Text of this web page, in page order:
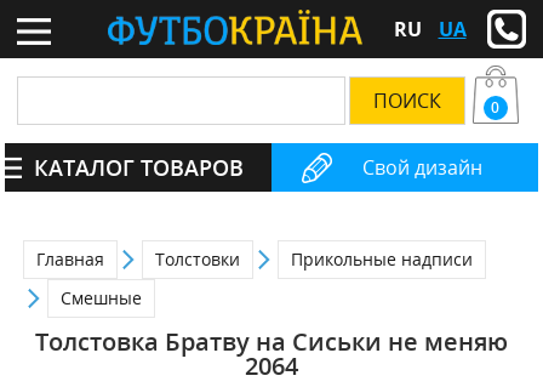
RU UA
Свой дизайн
0
КАТАЛОГ ТОВАРОВ
Главная Толстовки
Прикольные надписи
Смешные
Толстовка Братву на Сиськи не меняю
2064